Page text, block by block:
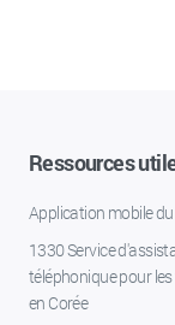
Ressources
Application mobile du
1330 Service
téléphonique pour
en Corée